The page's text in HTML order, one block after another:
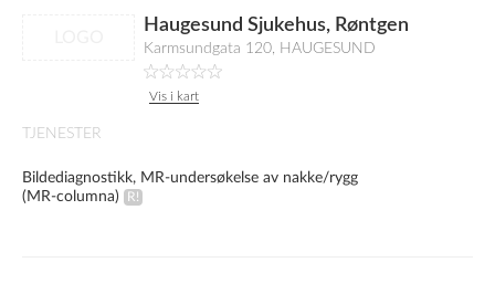
Haugesund Sjukehus, Røntgen
Karmsundgata 120, HAUGESUND
Vis i kart
TJENESTER
Bildediagnostikk, MR-undersøkelse av nakke/rygg
(MR-columna)